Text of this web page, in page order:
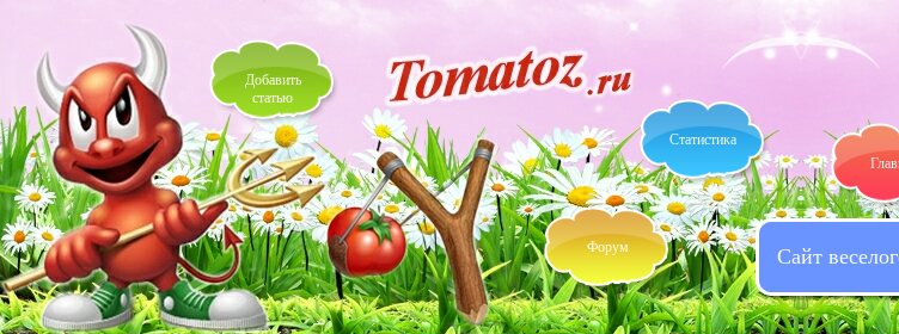
Сайт
Добавить
статью
Форум
Статистика